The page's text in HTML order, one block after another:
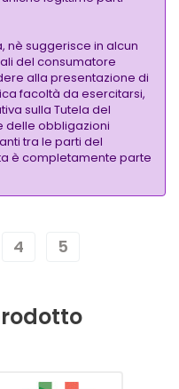
nè suggerisce in alcun
del consumatore
alla presentazione di
facoltà da esercitarsi,
sulla Tutela del
delle obbligazioni
tra le parti del
è completamente parte
4 5